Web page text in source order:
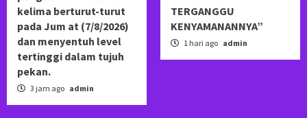
kelima berturut-turut
pada Jum at (7/8/2026)
dan menyentuh level
tertinggi dalam tujuh
pekan.
3 jam ago admin
TERGANGGU
KENYAMANANNYA”
1 hari ago admin